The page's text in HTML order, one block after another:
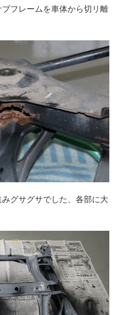
フレームを車体から切リ離
グサグサでした、各部に大